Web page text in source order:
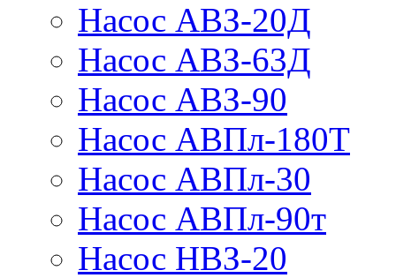
Насос АВЗ-20Д
Насос АВЗ-63Д
Насос АВЗ-90
Насос АВПл-180Т
Насос АВПл-30
Насос АВПл-90т
Насос НВЗ-20